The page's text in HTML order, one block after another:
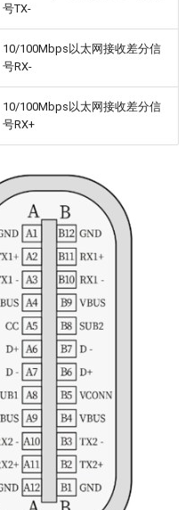
号TX-
10/100Mbps以太网接收差分信
号RX-
10/100Mbps以太网接收差分信
号RX+
接口说明
GND
USB差分信
号D+，内部
接USB转串
口芯片
USB差分信
号D-，内部
接USB转串
口芯片